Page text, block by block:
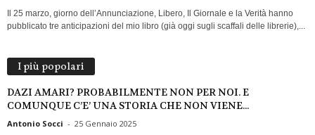
Il 25 marzo, giorno dell’Annunciazione, Libero, Il Giornale e la Verità hanno
pubblicato tre anticipazioni del mio libro (già oggi sugli scaffali delle librerie),...
I più popolari
DAZI AMARI? PROBABILMENTE NON PER NOI. E
COMUNQUE C’E’ UNA STORIA CHE NON VIENE...
Antonio Socci - 25 Gennaio 2025